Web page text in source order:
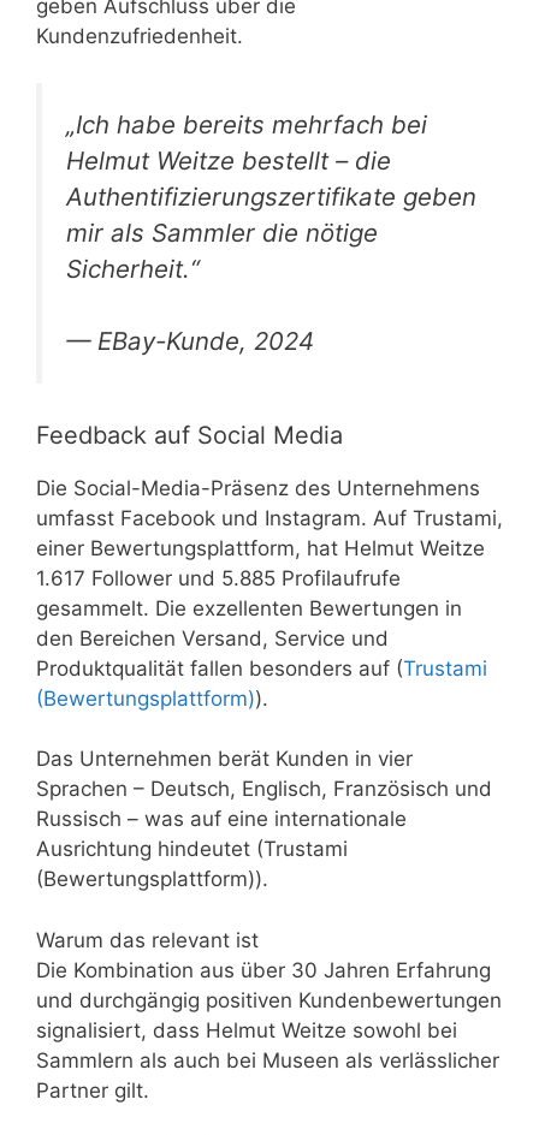
geben Aufschluss über die
Kundenzufriedenheit.
„Ich habe bereits mehrfach bei
Helmut Weitze bestellt – die
Authentifizierungszertifikate geben
mir als Sammler die nötige
Sicherheit.“
— EBay-Kunde, 2024
Feedback auf Social Media
Die Social-Media-Präsenz des Unternehmens
umfasst Facebook und Instagram. Auf Trustami,
einer Bewertungsplattform, hat Helmut Weitze
1.617 Follower und 5.885 Profilaufrufe
gesammelt. Die exzellenten Bewertungen in
den Bereichen Versand, Service und
Produktqualität fallen besonders auf (Trustami
(Bewertungsplattform)).
Das Unternehmen berät Kunden in vier
Sprachen – Deutsch, Englisch, Französisch und
Russisch – was auf eine internationale
Ausrichtung hindeutet (Trustami
(Bewertungsplattform)).
Warum das relevant ist
Die Kombination aus über 30 Jahren Erfahrung
und durchgängig positiven Kundenbewertungen
signalisiert, dass Helmut Weitze sowohl bei
Sammlern als auch bei Museen als verlässlicher
Partner gilt.